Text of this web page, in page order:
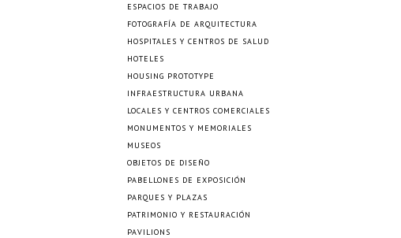
ESPACIOS DE TRABAJO
FOTOGRAFÍA DE ARQUITECTURA
HOSPITALES Y CENTROS DE SALUD
HOTELES
HOUSING PROTOTYPE
INFRAESTRUCTURA URBANA
LOCALES Y CENTROS COMERCIALES
MONUMENTOS Y MEMORIALES
MUSEOS
OBJETOS DE DISEÑO
PABELLONES DE EXPOSICIÓN
PARQUES Y PLAZAS
PATRIMONIO Y RESTAURACIÓN
PAVILIONS